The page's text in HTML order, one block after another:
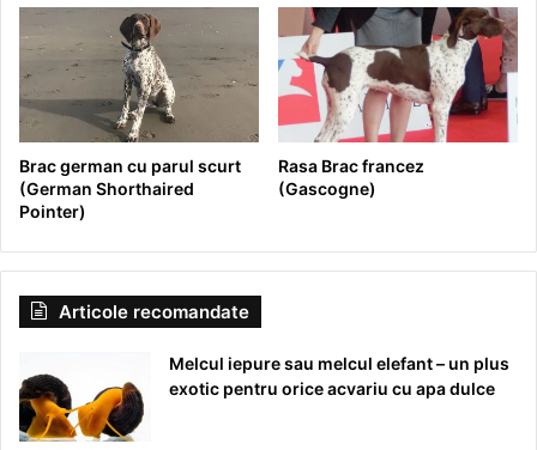
Brac german cu parul scurt
(German Shorthaired
Pointer)
Rasa Brac francez
(Gascogne)
Articole recomandate
Melcul iepure sau melcul elefant – un plus
exotic pentru orice acvariu cu apa dulce